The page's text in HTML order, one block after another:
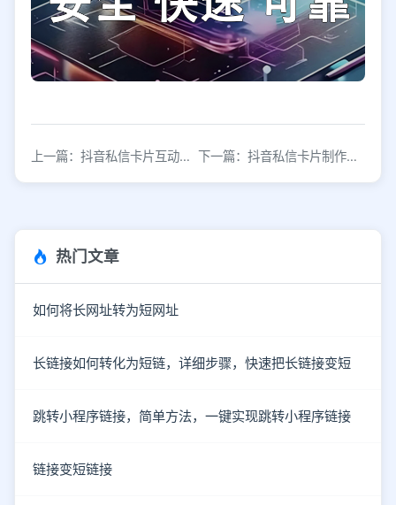
上一篇：抖音私信卡片互动技巧：提升粉丝转化率的实战方法 下一篇：抖音私信卡片制作教程：3步生成高转化引流链接
热门文章
如何将长网址转为短网址
长链接如何转化为短链，详细步骤，快速把长链接变短
跳转小程序链接，简单方法，一键实现跳转小程序链接
链接变短链接